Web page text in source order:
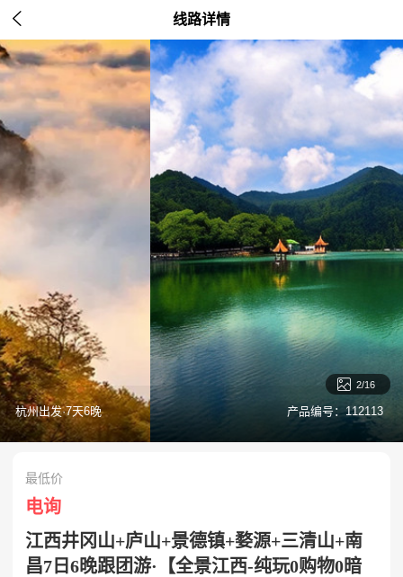
 线路详情
 2/16
杭州出发·7天6晚 产品编号：112113
最低价
电询
江西井冈山+庐山+景德镇+婺源+三清山+南
昌7日6晚跟团游·【全景江西-纯玩0购物0暗